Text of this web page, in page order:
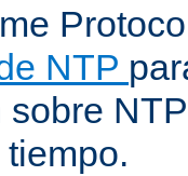
NTP
sobre